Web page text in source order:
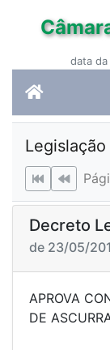
data
Legislação
Decreto
de 23/05/
APROVA
DE